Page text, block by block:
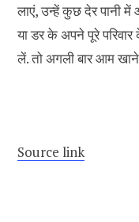
लाएं, उन्हें कुछ देर पानी में
या डर के अपने पूरे
लें. तो अगली बार आम
Source link